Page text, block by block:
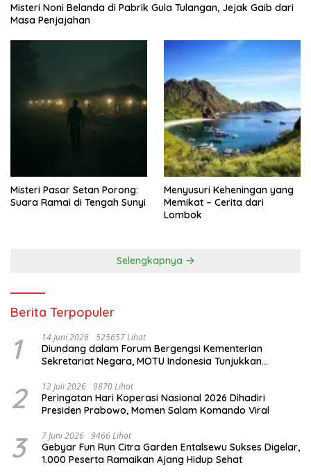
Misteri Noni Belanda di Pabrik Gula Tulangan, Jejak Gaib dari
Masa Penjajahan
Misteri Pasar Setan Porong:
Suara Ramai di Tengah Sunyi
Menyusuri Keheningan yang
Memikat – Cerita dari
Lombok
Selengkapnya
Berita Terpopuler
1 14 Juni 2026 525657 Lihat
Diundang dalam Forum Bergengsi Kementerian
Sekretariat Negara, MOTU Indonesia Tunjukkan
2 12 Juli 2026 9870 Lihat
Peringatan Hari Koperasi Nasional 2026 Dihadiri
Presiden Prabowo, Momen Salam Komando Viral
3 7 Juni 2026 9466 Lihat
Gebyar Fun Run Citra Garden Entalsewu Sukses Digelar,
1.000 Peserta Ramaikan Ajang Hidup Sehat